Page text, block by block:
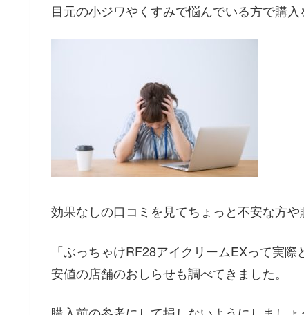
目元の小ジワやくすみで悩んでいる方で購
効果なしの口コミを見てちょっと不安な方
「ぶっちゃけRF28アイクリームEXって実
安値の店舗のおしらせも調べてきました。